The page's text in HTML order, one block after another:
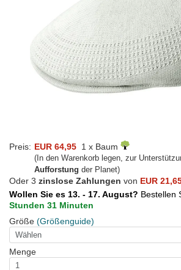
Preis: EUR 64,95 1 x Baum
(In den Warenkorb legen, zur
Aufforstung der Planet)
Oder 3 zinslose Zahlungen von EUR
Wollen Sie es 13. - 17. August? Bestellen
Stunden 31 Minuten
Größe (Größenguide)
Menge